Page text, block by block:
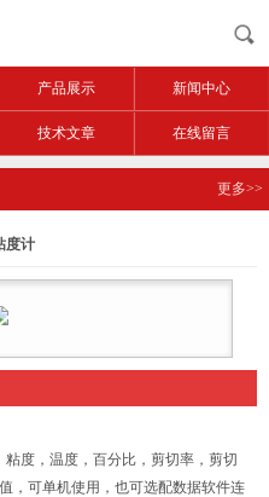
产品展示 新闻中心
技术文章 在线留言
更多>>
度计
度，温度，百分比，剪切率，剪切
，可单机使用，也可选配数据软件连